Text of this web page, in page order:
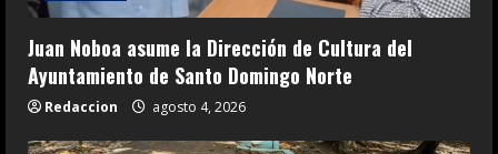
Juan Noboa asume la Dirección de Cultura del
Ayuntamiento de Santo Domingo Norte
Redaccion agosto 4, 2026